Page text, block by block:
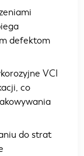
defektom
VCI
co
do strat